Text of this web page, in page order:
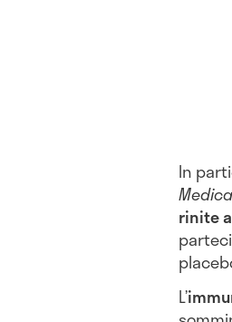
In
rinite
L’